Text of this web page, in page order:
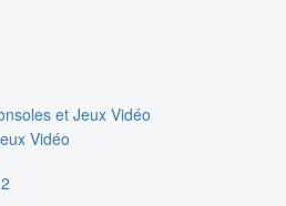
et Jeux Vidéo
Vidéo